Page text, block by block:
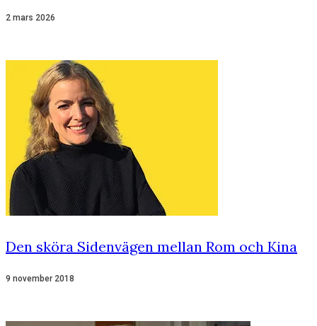
2 mars 2026
Den sköra Sidenvägen mellan Rom och Kina
9 november 2018